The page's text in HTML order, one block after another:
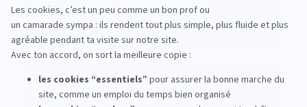
lire la suite